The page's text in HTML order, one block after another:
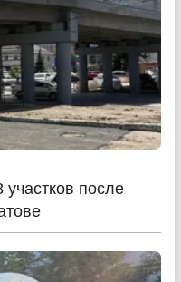
после